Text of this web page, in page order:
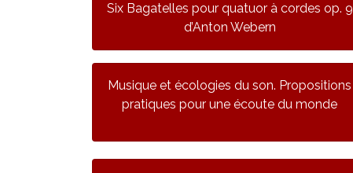
Six Bagatelles pour quatuor à cordes op. 9
d’Anton Webern
Musique et écologies du son. Propositions
pratiques pour une écoute du monde